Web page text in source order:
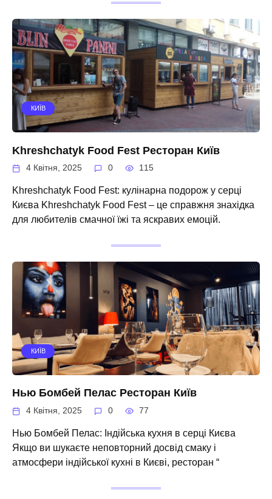
КИЇВ
Khreshchatyk Food Fest Ресторан Київ
4 Квітня, 2025 0 115
Khreshchatyk Food Fest: кулінарна подорож у серці
Києва Khreshchatyk Food Fest – це справжня знахідка
для любителів смачної їжі та яскравих емоцій.
КИЇВ
Нью Бомбей Пелас Ресторан Київ
4 Квітня, 2025 0 77
Нью Бомбей Пелас: Індійська кухня в серці Києва
Якщо ви шукаєте неповторний досвід смаку і
атмосфери індійської кухні в Києві, ресторан “